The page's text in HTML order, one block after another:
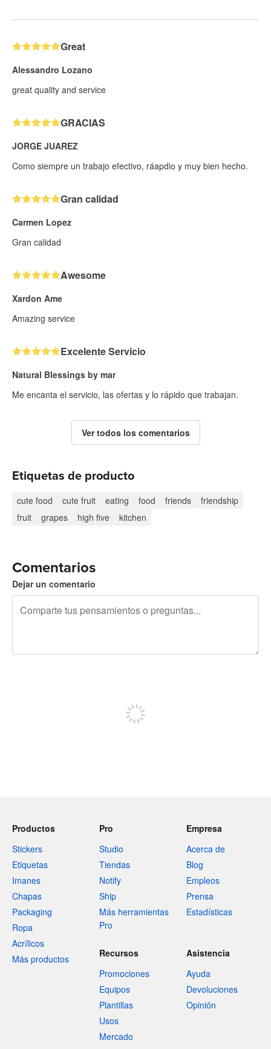
Great
Alessandro Lozano
great quality and service
GRACIAS
JORGE JUAREZ
Como siempre un trabajo efectivo, ráapdio y muy bien hecho.
Gran calidad
Carmen Lopez
Gran calidad
Awesome
Xardon Ame
Amazing service
Excelente Servicio
Natural Blessings by mar
Me encanta el servicio, las ofertas y lo rápido que trabajan.
Ver todos los comentarios
Etiquetas de producto
cute food cute fruit eating food friends
friendship
fruit
grapes high five kitchen
Comentarios
Dejar un comentario
Productos
Stickers
Etiquetas
Imanes
Chapas
Packaging
Ropa
Acrílicos
Más productos
Pro
Studio
Tiendas
Notify
Ship
Más herramientas
Pro
Empresa
Acerca de
Blog
Empleos
Prensa
Estadísticas
Recursos
Promociones
Equipos
Plantillas
Usos
Mercado
Asistencia
Ayuda
Devoluciones
Opinión